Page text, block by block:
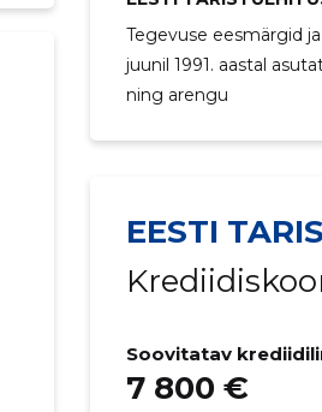
Tegevuse eesmärgid
juunil 1991. aastal
ning arengu
EESTI
Soovitatav
7 800 €